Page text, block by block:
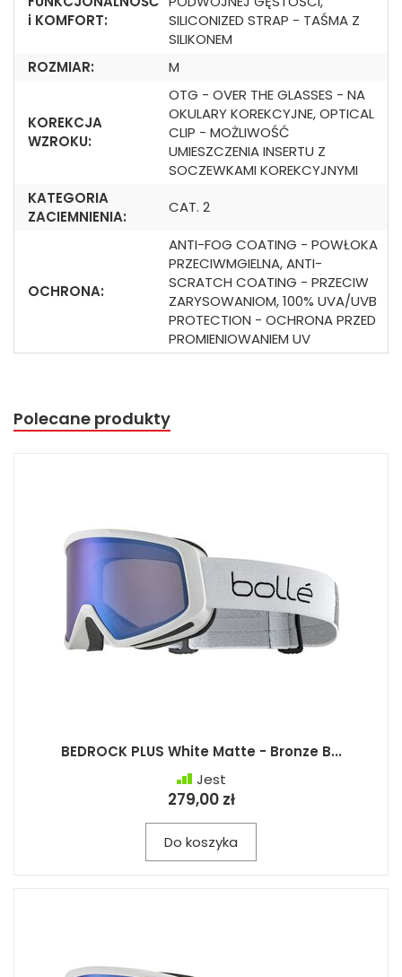
i KOMFORT:
SILICONIZED STRAP - TAŚMA Z
SILIKONEM
ROZMIAR:
M
KOREKCJA
WZROKU:
OTG - OVER THE GLASSES - NA
OKULARY KOREKCYJNE, OPTICAL
CLIP - MOŻLIWOŚĆ
UMIESZCZENIA INSERTU Z
SOCZEWKAMI KOREKCYJNYMI
KATEGORIA
ZACIEMNIENIA:
CAT. 2
OCHRONA:
ANTI-FOG COATING - POWŁOKA
PRZECIWMGIELNA, ANTI-
SCRATCH COATING - PRZECIW
ZARYSOWANIOM, 100% UVA/UVB
PROTECTION - OCHRONA PRZED
PROMIENIOWANIEM UV
Polecane produkty
BEDROCK PLUS White Matte - Bronze B...
Jest
279,00 zł
Do koszyka